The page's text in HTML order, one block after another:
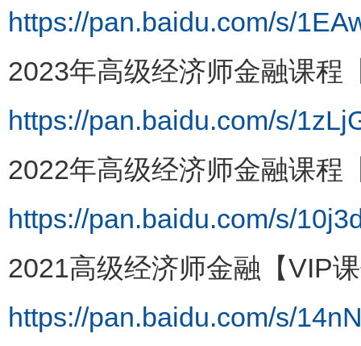
https://pan.baidu.com/s/
2023年高级经济师金融课程
https://pan.baidu.com/s/
2022年高级经济师金融课程
https://pan.baidu.com/s/
2021高级经济师金融【VIP
https://pan.baidu.com/s/